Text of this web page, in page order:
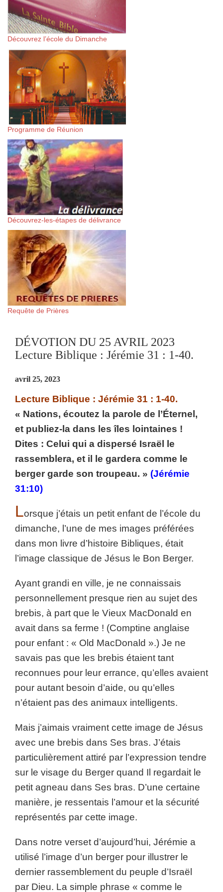
Découvrez l’école du Dimanche
Programme de Réunion
Découvrez-les-étapes de délivrance
Requête de Prières
DÉVOTION DU 25 AVRIL 2023
Lecture Biblique : Jérémie 31 : 1-40.
avril 25, 2023
Lecture Biblique : Jérémie 31 : 1-40.
« Nations, écoutez la parole de l’Éternel,
et publiez-la dans les îles lointaines !
Dites : Celui qui a dispersé Israël le
rassemblera, et il le gardera comme le
berger garde son troupeau. » (Jérémie
31:10)
Lorsque j’étais un petit enfant de l’école du
dimanche, l’une de mes images préférées
dans mon livre d’histoire Bibliques, était
l’image classique de Jésus le Bon Berger.
Ayant grandi en ville, je ne connaissais
personnellement presque rien au sujet des
brebis, à part que le Vieux MacDonald en
avait dans sa ferme ! (Comptine anglaise
pour enfant : « Old MacDonald ».) Je ne
savais pas que les brebis étaient tant
reconnues pour leur errance, qu’elles avaient
pour autant besoin d’aide, ou qu’elles
n’étaient pas des animaux intelligents.
Mais j’aimais vraiment cette image de Jésus
avec une brebis dans Ses bras. J’étais
particulièrement attiré par l’expression tendre
sur le visage du Berger quand Il regardait le
petit agneau dans Ses bras. D’une certaine
manière, je ressentais l’amour et la sécurité
représentés par cette image.
Dans notre verset d’aujourd’hui, Jérémie a
utilisé l’image d’un berger pour illustrer le
dernier rassemblement du peuple d’Israël
par Dieu. La simple phrase « comme le